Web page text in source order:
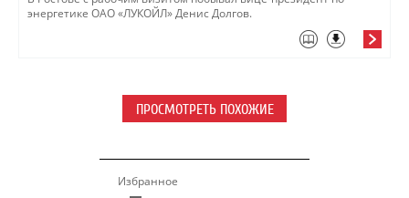
энергетике ОАО «ЛУКОЙЛ» Денис Долгов.
ПРОСМОТРЕТЬ ПОХОЖИЕ
Избранное